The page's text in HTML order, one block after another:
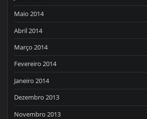
Maio 2014
Abril 2014
Março 2014
Fevereiro 2014
Janeiro 2014
Dezembro 2013
Novembro 2013